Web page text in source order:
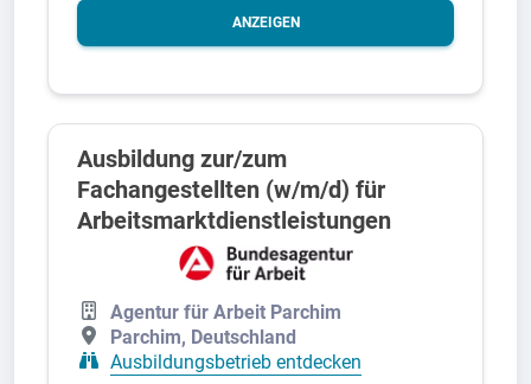
ANZEIGEN
Ausbildung zur/zum
Fachangestellten (w/m/d) für
Arbeitsmarktdienstleistungen
Agentur für Arbeit Parchim
Parchim, Deutschland
Ausbildungsbetrieb entdecken